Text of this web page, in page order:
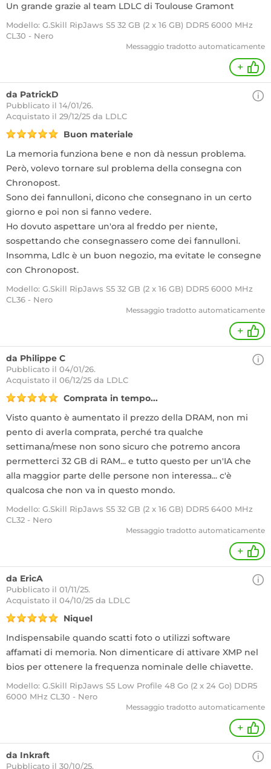
Un grande grazie al team LDLC di Toulouse Gramont
Modello: G.Skill RipJaws S5 32 GB (2 x 16 GB) DDR5 6000 MHz
CL30 - Nero
Messaggio tradotto automaticamente
+
da PatrickD
Pubblicato il 14/01/26.
Acquistato il 29/12/25 da LDLC
Buon materiale
La memoria funziona bene e non dà nessun problema.
Però, volevo tornare sul problema della consegna con
Chronopost.
Sono dei fannulloni, dicono che consegnano in un certo
giorno e poi non si fanno vedere.
Ho dovuto aspettare un'ora al freddo per niente,
sospettando che consegnassero come dei fannulloni.
Insomma, Ldlc è un buon negozio, ma evitate le consegne
con Chronopost.
Modello: G.Skill RipJaws S5 32 GB (2 x 16 GB) DDR5 6000 MHz
CL36 - Nero
Messaggio tradotto automaticamente
+
da Philippe C
Pubblicato il 04/01/26.
Acquistato il 06/12/25 da LDLC
Comprata in tempo...
Visto quanto è aumentato il prezzo della DRAM, non mi
pento di averla comprata, perché tra qualche
settimana/mese non sono sicuro che potremo ancora
permetterci 32 GB di RAM... e tutto questo per un'IA che
alla maggior parte delle persone non interessa... c'è
qualcosa che non va in questo mondo.
Modello: G.Skill RipJaws S5 32 GB (2 x 16 GB) DDR5 6400 MHz
CL32 - Nero
Messaggio tradotto automaticamente
+
da EricA
Pubblicato il 01/11/25.
Acquistato il 04/10/25 da LDLC
Niquel
Indispensabile quando scatti foto o utilizzi software
affamati di memoria. Non dimenticare di attivare XMP nel
bios per ottenere la frequenza nominale delle chiavette.
Modello: G.Skill RipJaws S5 Low Profile 48 Go (2 x 24 Go) DDR5
6000 MHz CL30 - Nero
Messaggio tradotto automaticamente
+
da Inkraft
Pubblicato il 30/10/25.